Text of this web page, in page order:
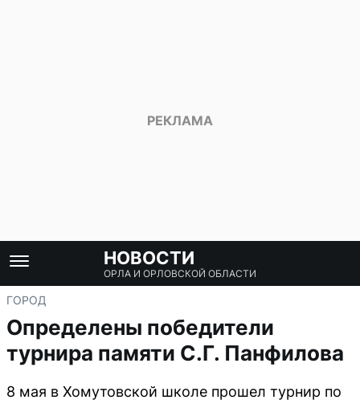
НОВОСТИ
ОРЛА И ОРЛОВСКОЙ ОБЛАСТИ
ГОРОД
Определены победители
турнира памяти С.Г. Панфилова
8 мая в Хомутовской школе прошел турнир по